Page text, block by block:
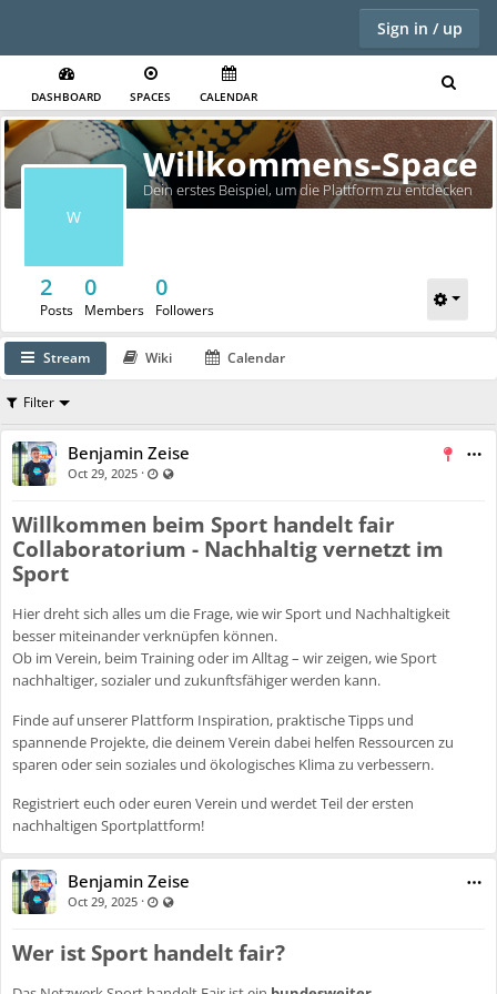
Sign in / up
DASHBOARD SPACES CALENDAR
Willkommens-Space
Dein erstes Beispiel, um die Plattform zu entdecken
W
2
Posts
0
Members
0
Followers
Stream Wiki Calendar
Filter
Benjamin Zeise
Oct 29, 2025 · Last updated Oct 29, 2025 - 11:29 AM
Willkommen beim Sport handelt fair
Collaboratorium - Nachhaltig vernetzt im
Sport
Hier dreht sich alles um die Frage, wie wir Sport und Nachhaltigkeit
besser miteinander verknüpfen können.
Ob im Verein, beim Training oder im Alltag – wir zeigen, wie Sport
nachhaltiger, sozialer und zukunftsfähiger werden kann.
Finde auf unserer Plattform Inspiration, praktische Tipps und
spannende Projekte, die deinem Verein dabei helfen Ressourcen zu
sparen oder sein soziales und ökologisches Klima zu verbessern.
Registriert euch oder euren Verein und werdet Teil der ersten
nachhaltigen Sportplattform!
Benjamin Zeise
Oct 29, 2025 · Last updated Oct 29, 2025 - 11:27 AM
Wer ist Sport handelt fair?